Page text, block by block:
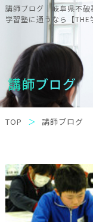
講師ブログ｜岐阜県不
学習塾に通うなら【THE
講師ブログ
TOP 講師ブログ